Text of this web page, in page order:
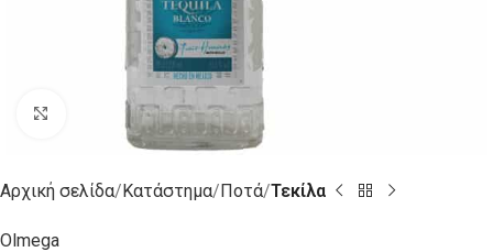
Click to enlarge
Αρχική σελίδα Κατάστημα Ποτά Τεκίλα
Olmega